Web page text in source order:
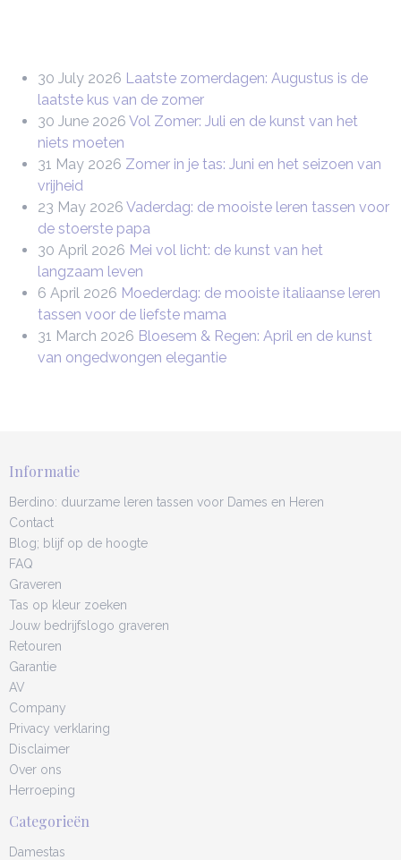
30 July 2026 Laatste zomerdagen: Augustus is de
laatste kus van de zomer
30 June 2026 Vol Zomer: Juli en de kunst van het
niets moeten
31 May 2026 Zomer in je tas: Juni en het seizoen van
vrijheid
23 May 2026 Vaderdag: de mooiste leren tassen voor
de stoerste papa
30 April 2026 Mei vol licht: de kunst van het
langzaam leven
6 April 2026 Moederdag: de mooiste italiaanse leren
tassen voor de liefste mama
31 March 2026 Bloesem & Regen: April en de kunst
van ongedwongen elegantie
Informatie
Berdino: duurzame leren tassen voor Dames en Heren
Contact
Blog; blijf op de hoogte
FAQ
Graveren
Tas op kleur zoeken
Jouw bedrijfslogo graveren
Retouren
Garantie
AV
Company
Privacy verklaring
Disclaimer
Over ons
Herroeping
Categorieën
Damestas